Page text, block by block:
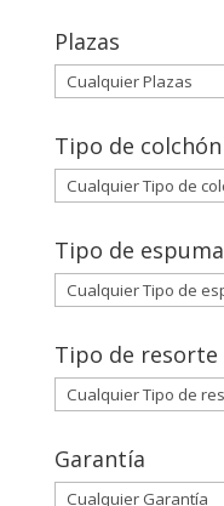
Plazas
Tipo de colchón
Tipo de espuma
Tipo de resorte
Garantía